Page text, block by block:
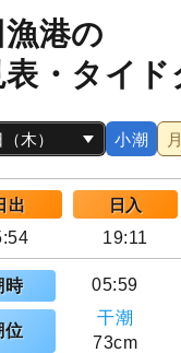
漁港の
・タイド
小潮
出 日入
19:11
時 05:59
位
干潮
73cm